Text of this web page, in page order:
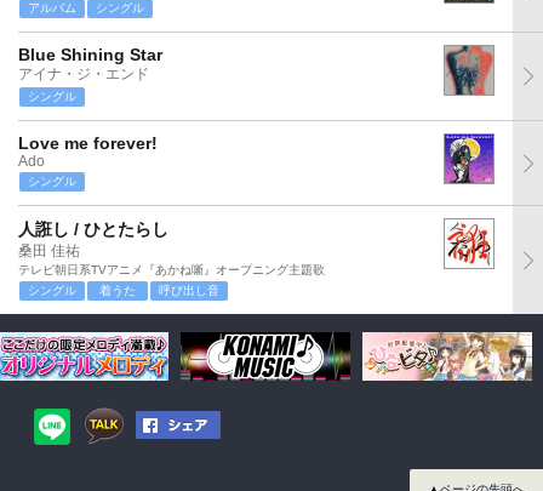
アルバム シングル
Blue Shining Star
アイナ・ジ・エンド
シングル
Love me forever!
Ado
シングル
人誑し / ひとたらし
桑田 佳祐
テレビ朝日系TVアニメ『あかね噺』オープニング主題歌
シングル
着うた 呼び出し音